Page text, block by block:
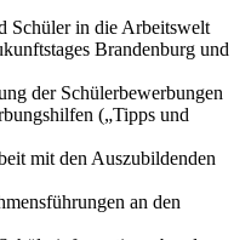
Schüler in die Arbeitswelt
Brandenburg und
der Schülerbewerbungen
(„Tipps und
mit den Auszubildenden
an den